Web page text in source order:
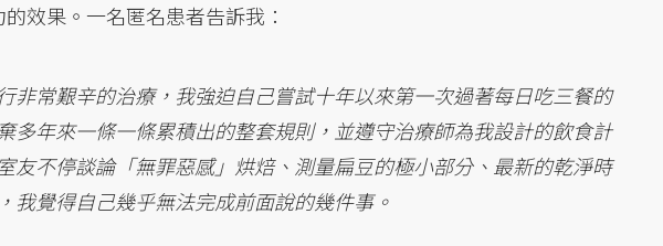
效果。一名匿名患者告訴我：
非常艱辛的治療，我強迫自己嘗試十年以來第一次過著每日吃三餐的
多年來一條一條累積出的整套規則，並遵守治療師為我設計的飲食計
友不停談論「無罪惡感」烘焙、測量扁豆的極小部分、最新的乾淨時
我覺得自己幾乎無法完成前面說的幾件事。